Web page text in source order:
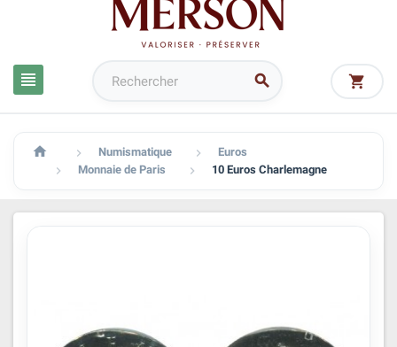
  
  Numismatique  Euros
 Monnaie de Paris  10 Euros Charlemagne